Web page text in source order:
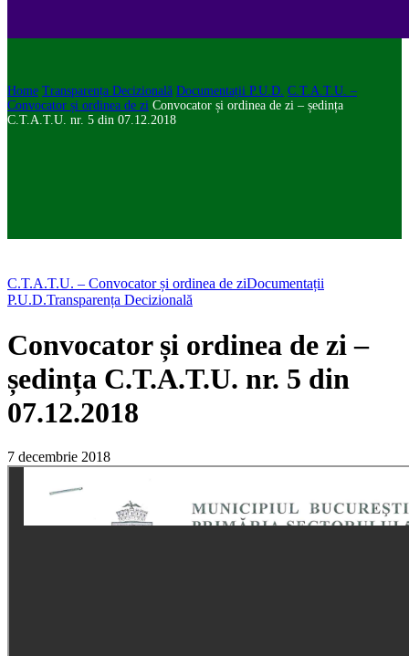
Home Transparența Decizională Documentații P.U.D. C.T.A.T.U. –
Convocator și ordinea de zi Convocator și ordinea de zi – ședința
C.T.A.T.U. nr. 5 din 07.12.2018
C.T.A.T.U. – Convocator și ordinea de ziDocumentații
P.U.D.Transparența Decizională
Convocator și ordinea de zi –
ședința C.T.A.T.U. nr. 5 din
07.12.2018
7 decembrie 2018